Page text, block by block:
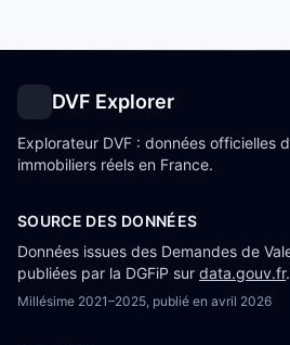
DVF Explorer
Explorateur DVF : données officielles
immobiliers réels en France.
SOURCE DES DONNÉES
Données issues des Demandes de
publiées par la DGFiP sur data.gouv.fr.
Millésime 2021–2025, publié en avril 2026